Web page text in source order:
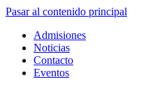
Pasar al contenido principal
Admisiones
Noticias
Contacto
Eventos